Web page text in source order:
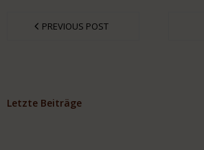
PREVIOUS POST
Letzte Beiträge